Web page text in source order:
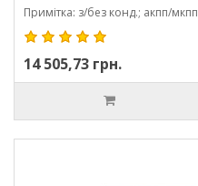
14 505,73 грн.